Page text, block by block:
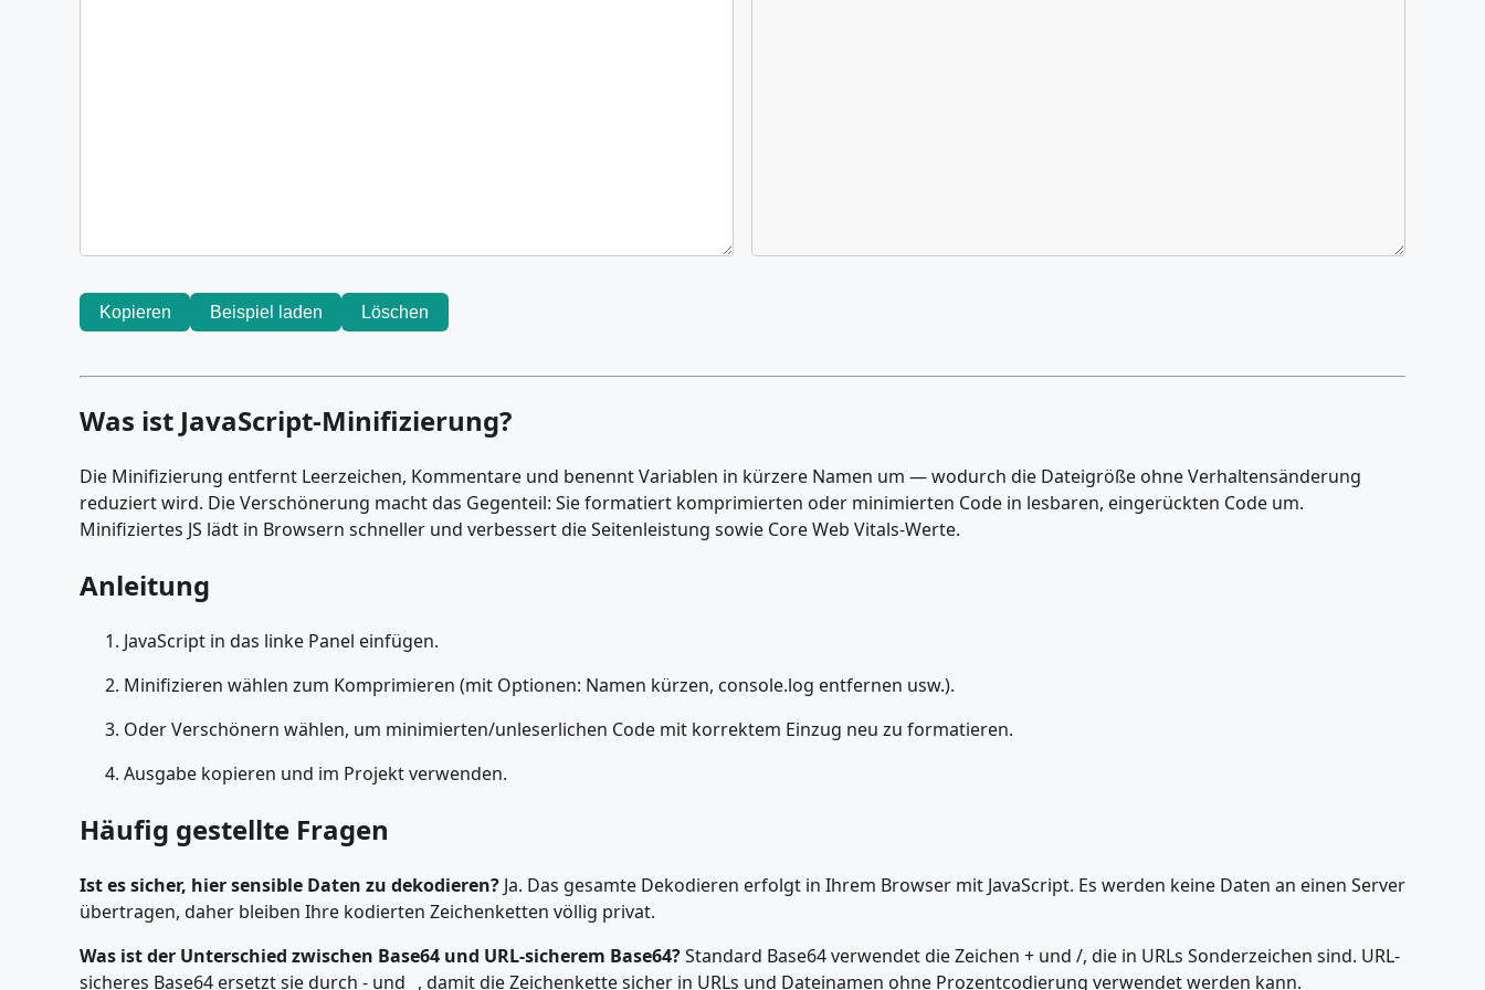
Kopieren Beispiel laden Löschen
Was ist JavaScript-Minifizierung?
Die Minifizierung entfernt Leerzeichen, Kommentare und benennt Variablen in kürzere Namen um — wodurch die Dateigröße ohne Verhaltensänderung
reduziert wird. Die Verschönerung macht das Gegenteil: Sie formatiert komprimierten oder minimierten Code in lesbaren, eingerückten Code um.
Minifiziertes JS lädt in Browsern schneller und verbessert die Seitenleistung sowie Core Web Vitals-Werte.
Anleitung
JavaScript in das linke Panel einfügen.
Minifizieren wählen zum Komprimieren (mit Optionen: Namen kürzen, console.log entfernen usw.).
Oder Verschönern wählen, um minimierten/unleserlichen Code mit korrektem Einzug neu zu formatieren.
Ausgabe kopieren und im Projekt verwenden.
Häufig gestellte Fragen
Ist es sicher, hier sensible Daten zu dekodieren? Ja. Das gesamte Dekodieren erfolgt in Ihrem Browser mit JavaScript. Es werden keine Daten an einen Server
übertragen, daher bleiben Ihre kodierten Zeichenketten völlig privat.
Was ist der Unterschied zwischen Base64 und URL-sicherem Base64?Standard Base64 verwendet die Zeichen + und /, die in URLs Sonderzeichen sind. URL-
sicheres Base64 ersetzt sie durch - und _, damit die Zeichenkette sicher in URLs und Dateinamen ohne Prozentcodierung verwendet werden kann.